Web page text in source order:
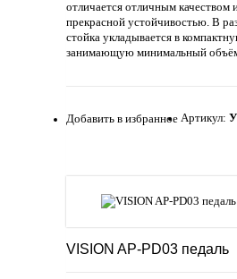
отличается отличным качеством
прекрасной устойчивостью. В
стойка укладывается в
занимающую минимальный
Добавить в избранное Артикул:
VISION AP-PD03 педаль